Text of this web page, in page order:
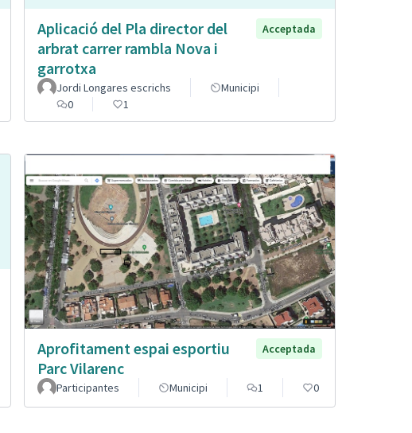
Aplicació del Pla director del
arbrat carrer rambla Nova i
garrotxa
Acceptada
Jordi Longares escrichs
Municipi
0
1
Aprofitament espai esportiu
Parc Vilarenc
Acceptada
Participantes Municipi 1 0